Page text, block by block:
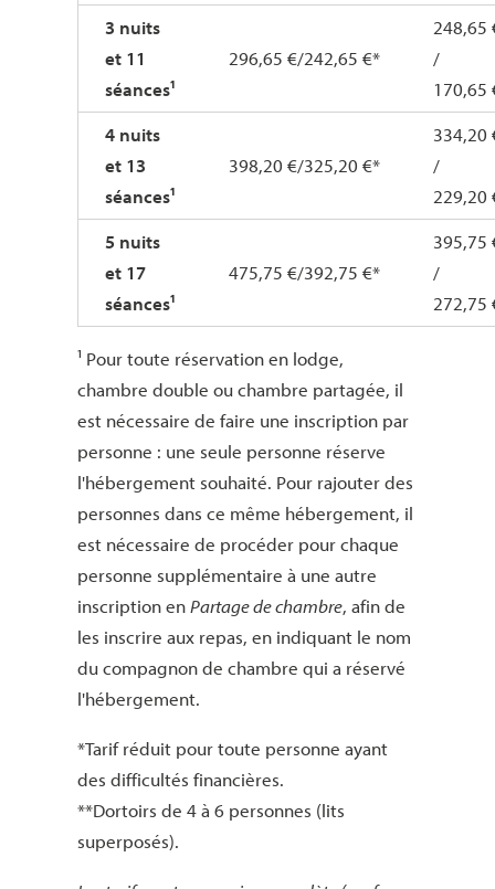
3 nuits
et 11
séances¹
296,65 €/242,65 €*
248,65
/
170,65
4 nuits
et 13
séances¹
398,20 €/325,20 €*
334,20
/
229,20
5 nuits
et 17
séances¹
475,75 €/392,75 €*
395,75
/
272,75
¹ Pour toute réservation en lodge,
chambre double ou chambre partagée, il
est nécessaire de faire une inscription par
personne : une seule personne réserve
l'hébergement souhaité. Pour rajouter des
personnes dans ce même hébergement, il
est nécessaire de procéder pour chaque
personne supplémentaire à une autre
inscription enPartage de chambre, afin de
les inscrire aux repas, en indiquant le nom
du compagnon de chambre qui a réservé
l'hébergement.
*Tarif réduit pour toute personne ayant
des difficultés financières.
**Dortoirs de 4 à 6 personnes (lits
superposés).